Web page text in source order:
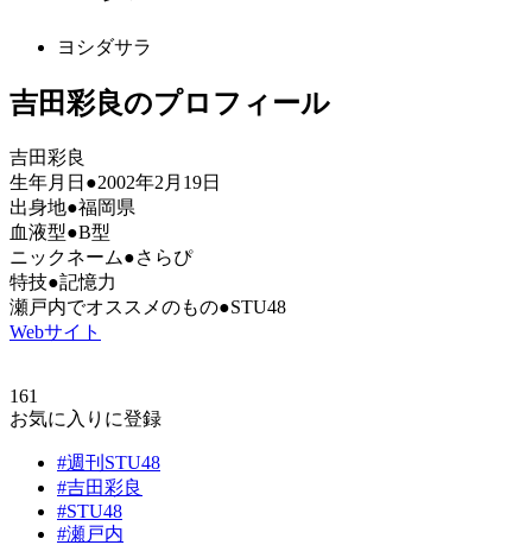
ヨシダサラ
吉田彩良のプロフィール
吉田彩良
生年月日●2002年2月19日
出身地●福岡県
血液型●B型
ニックネーム●さらぴ
特技●記憶力
瀬戸内でオススメのもの●STU48
Webサイト
161
お気に入りに登録
#週刊STU48
#吉田彩良
#STU48
#瀬戸内